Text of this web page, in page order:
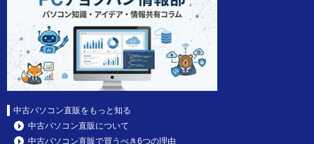
中古パソコン直販をもっと知る
中古パソコン直販について
中古パソコン直販で買うべき6つの理由